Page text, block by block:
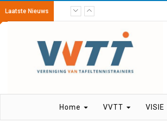
Laatste Nieuws NLCoach – Scholingen
Home VVTT VISIE